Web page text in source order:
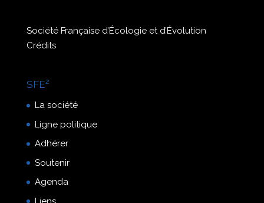
Société Française d’Écologie et d’Évolution
Crédits
SFE²
La société
Ligne politique
Adhérer
Soutenir
Agenda